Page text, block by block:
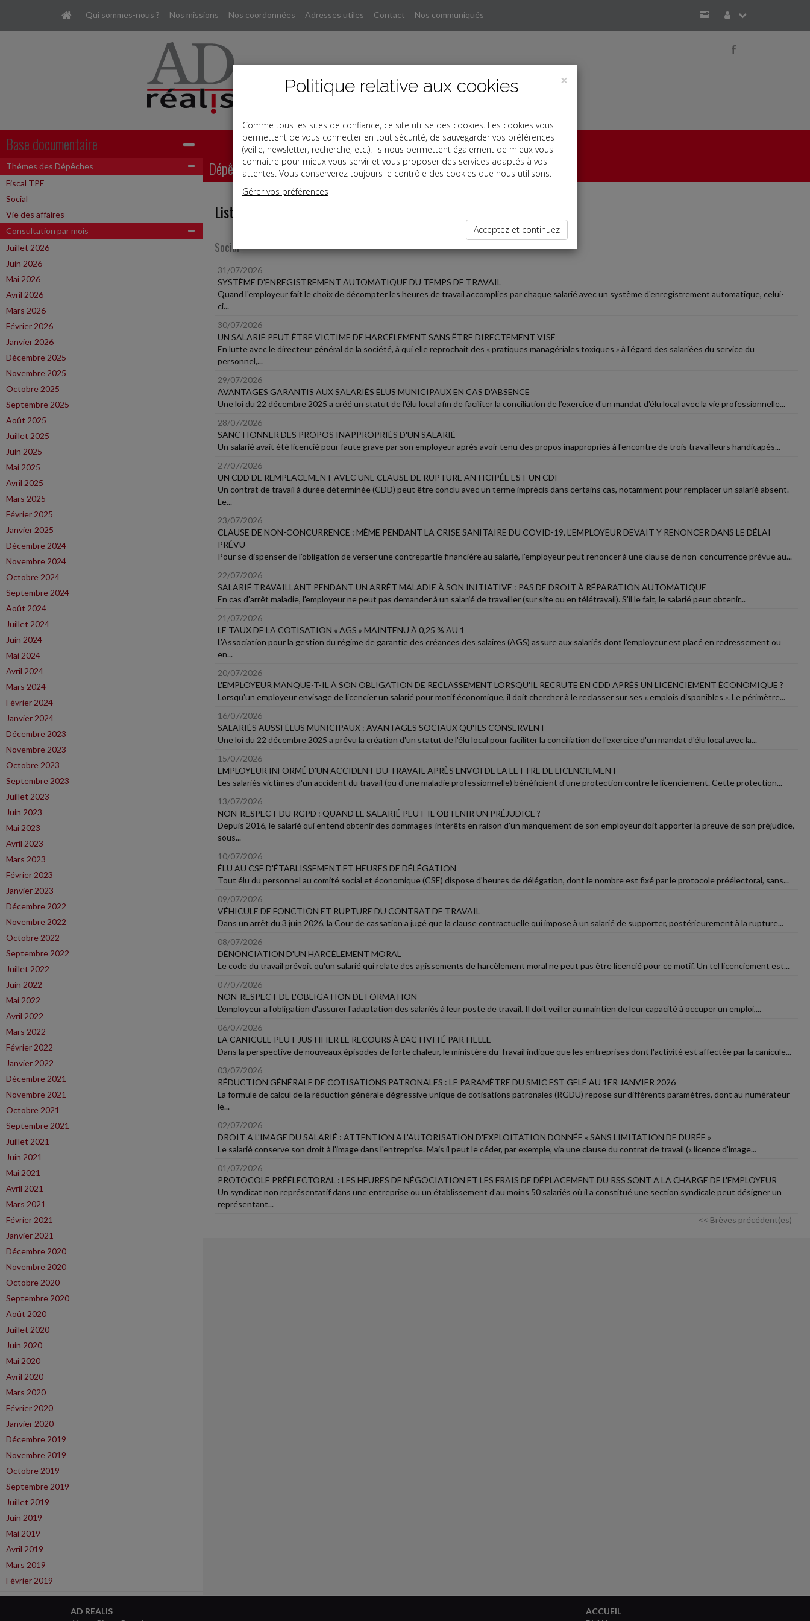
Qui sommes-nous ? Nos missions Nos coordonnées Adresses utiles Contact Nos communiqués
b
Base documentaire
Thémes des Dépêches
Fiscal TPE
Social
Vie des affaires
Consultation par mois
Juillet 2026
Juin 2026
Mai 2026
Avril 2026
Mars 2026
Février 2026
Janvier 2026
Décembre 2025
Novembre 2025
Octobre 2025
Septembre 2025
Août 2025
Juillet 2025
Juin 2025
Mai 2025
Avril 2025
Mars 2025
Février 2025
Janvier 2025
Décembre 2024
Novembre 2024
Octobre 2024
Septembre 2024
Août 2024
Juillet 2024
Juin 2024
Mai 2024
Avril 2024
Mars 2024
Février 2024
Janvier 2024
Décembre 2023
Novembre 2023
Octobre 2023
Septembre 2023
Juillet 2023
Juin 2023
Mai 2023
Avril 2023
Mars 2023
Février 2023
Janvier 2023
Décembre 2022
Novembre 2022
Octobre 2022
Septembre 2022
Juillet 2022
Juin 2022
Mai 2022
Avril 2022
Mars 2022
Février 2022
Janvier 2022
Décembre 2021
Novembre 2021
Octobre 2021
Septembre 2021
Juillet 2021
Juin 2021
Mai 2021
Avril 2021
Mars 2021
Février 2021
Janvier 2021
Décembre 2020
Novembre 2020
Octobre 2020
Septembre 2020
Août 2020
Juillet 2020
Juin 2020
Mai 2020
Avril 2020
Mars 2020
Février 2020
Janvier 2020
Décembre 2019
Novembre 2019
Octobre 2019
Septembre 2019
Juillet 2019
Juin 2019
Mai 2019
Avril 2019
Mars 2019
Février 2019
Dépêches
Liste des dernières dépêches
Social
31/07/2026
SYSTÈME D'ENREGISTREMENT AUTOMATIQUE DU TEMPS DE TRAVAIL
Quand l'employeur fait le choix de décompter les heures de travail accomplies par chaque salarié avec un système d'enregistrement automatique, celui-
ci...
30/07/2026
UN SALARIÉ PEUT ÊTRE VICTIME DE HARCÈLEMENT SANS ÊTRE DIRECTEMENT VISÉ
En lutte avec le directeur général de la société, à qui elle reprochait des « pratiques managériales toxiques » à l'égard des salariées du service du
personnel,...
29/07/2026
AVANTAGES GARANTIS AUX SALARIÉS ÉLUS MUNICIPAUX EN CAS D'ABSENCE
Une loi du 22 décembre 2025 a créé un statut de l'élu local afin de faciliter la conciliation de l'exercice d'un mandat d'élu local avec la vie professionnelle...
28/07/2026
SANCTIONNER DES PROPOS INAPPROPRIÉS D'UN SALARIÉ
Un salarié avait été licencié pour faute grave par son employeur après avoir tenu des propos inappropriés à l'encontre de trois travailleurs handicapés...
27/07/2026
UN CDD DE REMPLACEMENT AVEC UNE CLAUSE DE RUPTURE ANTICIPÉE EST UN CDI
Un contrat de travail à durée déterminée (CDD) peut être conclu avec un terme imprécis dans certains cas, notamment pour remplacer un salarié absent.
Le...
23/07/2026
CLAUSE DE NON-CONCURRENCE : MÊME PENDANT LA CRISE SANITAIRE DU COVID-19, L'EMPLOYEUR DEVAIT Y RENONCER DANS LE DÉLAI
PRÉVU
Pour se dispenser de l'obligation de verser une contrepartie financière au salarié, l'employeur peut renoncer à une clause de non-concurrence prévue au...
22/07/2026
SALARIÉ TRAVAILLANT PENDANT UN ARRÊT MALADIE À SON INITIATIVE : PAS DE DROIT À RÉPARATION AUTOMATIQUE
En cas d'arrêt maladie, l'employeur ne peut pas demander à un salarié de travailler (sur site ou en télétravail). S'il le fait, le salarié peut obtenir...
21/07/2026
LE TAUX DE LA COTISATION « AGS » MAINTENU À 0,25 % AU 1
L'Association pour la gestion du régime de garantie des créances des salaires (AGS) assure aux salariés dont l'employeur est placé en redressement ou
en...
20/07/2026
L'EMPLOYEUR MANQUE-T-IL À SON OBLIGATION DE RECLASSEMENT LORSQU'IL RECRUTE EN CDD APRÈS UN LICENCIEMENT ÉCONOMIQUE ?
Lorsqu'un employeur envisage de licencier un salarié pour motif économique, il doit chercher à le reclasser sur ses « emplois disponibles ». Le périmètre...
16/07/2026
SALARIÉS AUSSI ÉLUS MUNICIPAUX : AVANTAGES SOCIAUX QU'ILS CONSERVENT
Une loi du 22 décembre 2025 a prévu la création d'un statut de l'élu local pour faciliter la conciliation de l'exercice d'un mandat d'élu local avec la...
15/07/2026
EMPLOYEUR INFORMÉ D'UN ACCIDENT DU TRAVAIL APRÈS ENVOI DE LA LETTRE DE LICENCIEMENT
Les salariés victimes d'un accident du travail (ou d'une maladie professionnelle) bénéficient d'une protection contre le licenciement. Cette protection...
13/07/2026
NON-RESPECT DU RGPD : QUAND LE SALARIÉ PEUT-IL OBTENIR UN PRÉJUDICE ?
Depuis 2016, le salarié qui entend obtenir des dommages-intérêts en raison d'un manquement de son employeur doit apporter la preuve de son préjudice,
sous...
10/07/2026
ÉLU AU CSE D'ÉTABLISSEMENT ET HEURES DE DÉLÉGATION
Tout élu du personnel au comité social et économique (CSE) dispose d'heures de délégation, dont le nombre est fixé par le protocole préélectoral, sans...
09/07/2026
VÉHICULE DE FONCTION ET RUPTURE DU CONTRAT DE TRAVAIL
Dans un arrêt du 3 juin 2026, la Cour de cassation a jugé que la clause contractuelle qui impose à un salarié de supporter, postérieurement à la rupture...
08/07/2026
DÉNONCIATION D'UN HARCÈLEMENT MORAL
Le code du travail prévoit qu'un salarié qui relate des agissements de harcèlement moral ne peut pas être licencié pour ce motif. Un tel licenciement est...
07/07/2026
NON-RESPECT DE L'OBLIGATION DE FORMATION
L'employeur a l'obligation d'assurer l'adaptation des salariés à leur poste de travail. Il doit veiller au maintien de leur capacité à occuper un emploi,...
06/07/2026
LA CANICULE PEUT JUSTIFIER LE RECOURS À L'ACTIVITÉ PARTIELLE
Dans la perspective de nouveaux épisodes de forte chaleur, le ministère du Travail indique que les entreprises dont l'activité est affectée par la canicule...
03/07/2026
RÉDUCTION GÉNÉRALE DE COTISATIONS PATRONALES : LE PARAMÈTRE DU SMIC EST GELÉ AU 1ER JANVIER 2026
La formule de calcul de la réduction générale dégressive unique de cotisations patronales (RGDU) repose sur différents paramètres, dont au numérateur
le...
02/07/2026
DROIT A L'IMAGE DU SALARIÉ : ATTENTION A L'AUTORISATION D'EXPLOITATION DONNÉE « SANS LIMITATION DE DURÉE »
Le salarié conserve son droit à l'image dans l'entreprise. Mais il peut le céder, par exemple, via une clause du contrat de travail (« licence d'image...
01/07/2026
PROTOCOLE PRÉÉLECTORAL : LES HEURES DE NÉGOCIATION ET LES FRAIS DE DÉPLACEMENT DU RSS SONT A LA CHARGE DE L'EMPLOYEUR
Un syndicat non représentatif dans une entreprise ou un établissement d'au moins 50 salariés où il a constitué une section syndicale peut désigner un
représentant...
<< Brèves précédent(es)
AD REALIS
ACCUEIL
×
Politique relative aux cookies
Comme tous les sites de confiance, ce site utilise des cookies. Les cookies vous
permettent de vous connecter en tout sécurité, de sauvegarder vos préférences
(veille, newsletter, recherche, etc.). Ils nous permettent également de mieux vous
connaitre pour mieux vous servir et vous proposer des services adaptés à vos
attentes. Vous conserverez toujours le contrôle des cookies que nous utilisons.
Gérer vos préférences
Acceptez et continuez